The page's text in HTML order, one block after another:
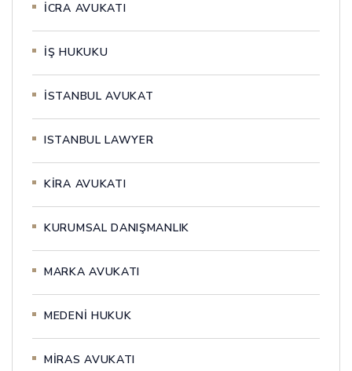
İCRA AVUKATI
İŞ HUKUKU
İSTANBUL AVUKAT
ISTANBUL LAWYER
KİRA AVUKATI
KURUMSAL DANIŞMANLIK
MARKA AVUKATI
MEDENİ HUKUK
MİRAS AVUKATI